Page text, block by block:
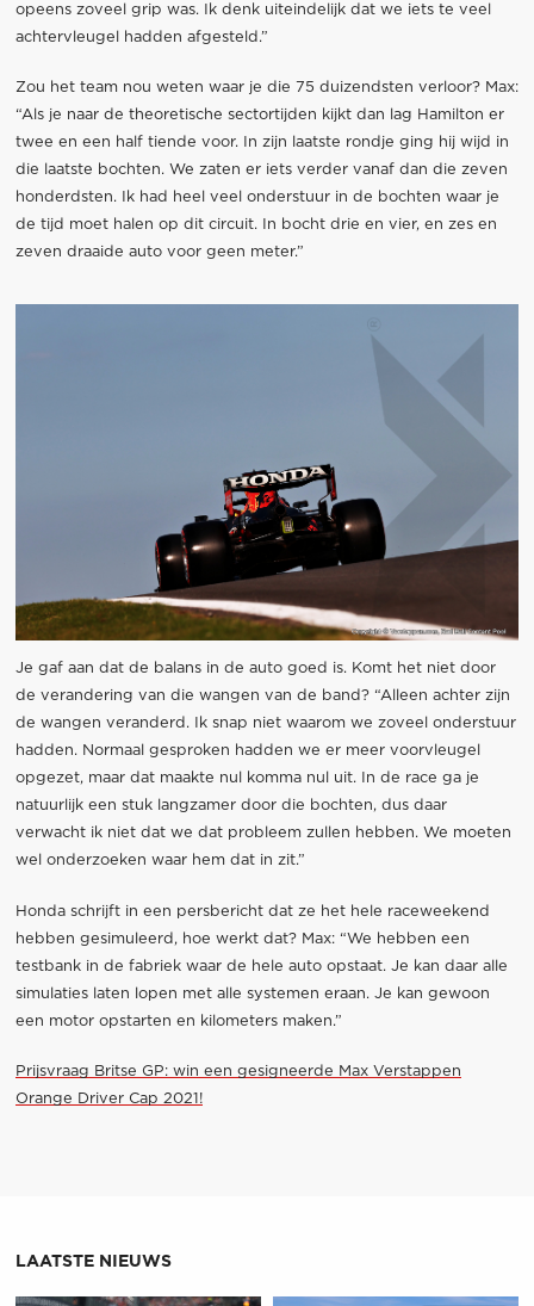
opeens zoveel grip was. Ik denk uiteindelijk dat we iets te veel
achtervleugel hadden afgesteld.”
Zou het team nou weten waar je die 75 duizendsten verloor? Max:
“Als je naar de theoretische sectortijden kijkt dan lag Hamilton er
twee en een half tiende voor. In zijn laatste rondje ging hij wijd in
die laatste bochten. We zaten er iets verder vanaf dan die zeven
honderdsten. Ik had heel veel onderstuur in de bochten waar je
de tijd moet halen op dit circuit. In bocht drie en vier, en zes en
zeven draaide auto voor geen meter.”
Je gaf aan dat de balans in de auto goed is. Komt het niet door
de verandering van die wangen van de band? “Alleen achter zijn
de wangen veranderd. Ik snap niet waarom we zoveel onderstuur
hadden. Normaal gesproken hadden we er meer voorvleugel
opgezet, maar dat maakte nul komma nul uit. In de race ga je
natuurlijk een stuk langzamer door die bochten, dus daar
verwacht ik niet dat we dat probleem zullen hebben. We moeten
wel onderzoeken waar hem dat in zit.”
Honda schrijft in een persbericht dat ze het hele raceweekend
hebben gesimuleerd, hoe werkt dat? Max: “We hebben een
testbank in de fabriek waar de hele auto opstaat. Je kan daar alle
simulaties laten lopen met alle systemen eraan. Je kan gewoon
een motor opstarten en kilometers maken.”
Prijsvraag Britse GP: win een gesigneerde Max Verstappen
Orange Driver Cap 2021!
LAATSTE NIEUWS